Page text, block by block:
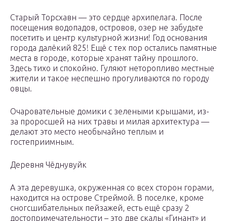
Старый Торсхавн — это сердце архипелага. После
посещения водопадов, островов, озер не забудьте
посетить и центр культурной жизни! Год основания
города далёкий 825! Ещё с тех пор остались памятные
места в городе, которые хранят тайну прошлого.
Здесь тихо и спокойно. Гуляют неторопливо местные
жители и такое неспешно прогуливаются по городу
овцы.
Очаровательные домики с зелеными крышами, из-
за проросшей на них травы и милая архитектура —
делают это место необычайно теплым и
гостеприимным.
Деревня Чёднувуйк
А эта деревушка, окруженная со всех сторон горами,
находится на острове Стреймой. В поселке, кроме
сногсшибательных пейзажей, есть ещё сразу 2
достопримечательности – это две скалы «Гинант» и